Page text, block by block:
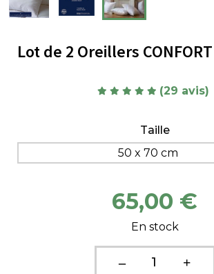
Lot de 2 Oreillers
(29 avis)
Taille
50 x 70 cm
65,00 €
En stock